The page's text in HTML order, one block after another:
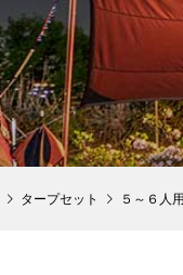
タープセット ５～６人